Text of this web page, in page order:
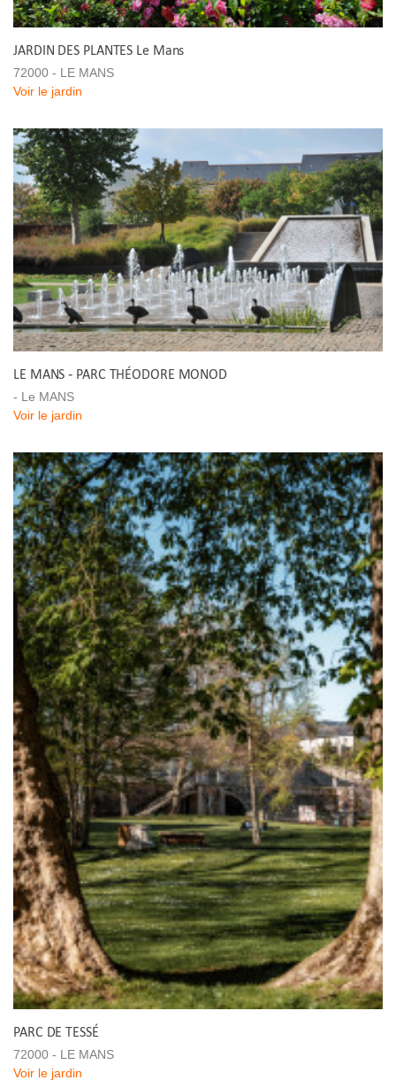
JARDIN DES PLANTES Le Mans
72000 - LE MANS
Voir le jardin
LE MANS - PARC THÉODORE MONOD
- Le MANS
Voir le jardin
PARC DE TESSÉ
72000 - LE MANS
Voir le jardin